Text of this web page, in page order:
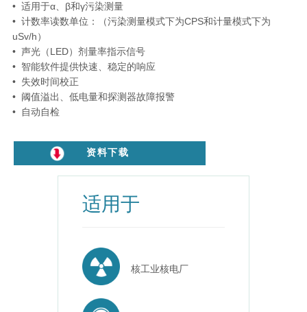
• 适用于α、β和γ污染测量
• 计数率读数单位：（污染测量模式下为CPS和计量模式下为
uSv/h）
• 声光（LED）剂量率指示信号
• 智能软件提供快速、稳定的响应
• 失效时间校正
• 阈值溢出、低电量和探测器故障报警
• 自动自检
资料下载
适用于
核工业核电厂